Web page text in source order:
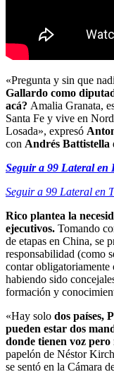
«Pregunta y sin que
Gallardo como
acá? Amalia Granata,
Santa Fe y vive en
Losada», expresó
con Andrés Battistella
Seguir a 99 Lateral en
Seguir a 99 Lateral en
Rico plantea la
ejecutivos. Tomando
de etapas en China, se
responsabilidad (como
contar
habiendo sido
formación y
«Hay solo dos países,
pueden estar dos
donde tienen voz pero
papelón de Néstor
se sentó en la Cámara